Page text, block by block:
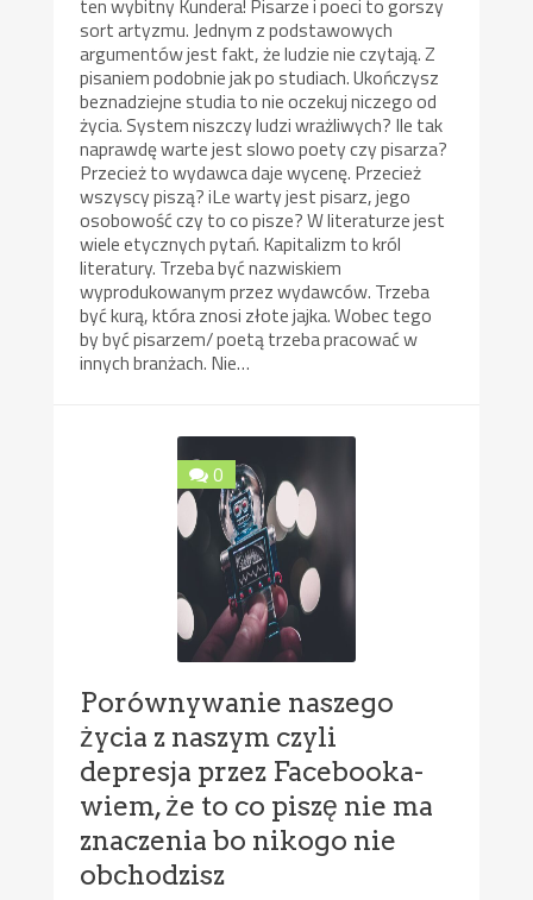
ten wybitny Kundera! Pisarze i poeci to gorszy
sort artyzmu. Jednym z podstawowych
argumentów jest fakt, że ludzie nie czytają. Z
pisaniem podobnie jak po studiach. Ukończysz
beznadziejne studia to nie oczekuj niczego od
życia. System niszczy ludzi wrażliwych? Ile tak
naprawdę warte jest slowo poety czy pisarza?
Przecież to wydawca daje wycenę. Przecież
wszyscy piszą? iLe warty jest pisarz, jego
osobowość czy to co pisze? W literaturze jest
wiele etycznych pytań. Kapitalizm to król
literatury. Trzeba być nazwiskiem
wyprodukowanym przez wydawców. Trzeba
być kurą, która znosi złote jajka. Wobec tego
by być pisarzem/ poetą trzeba pracować w
innych branżach. Nie…
0
Porównywanie naszego
życia z naszym czyli
depresja przez Facebooka-
wiem, że to co piszę nie ma
znaczenia bo nikogo nie
obchodzisz